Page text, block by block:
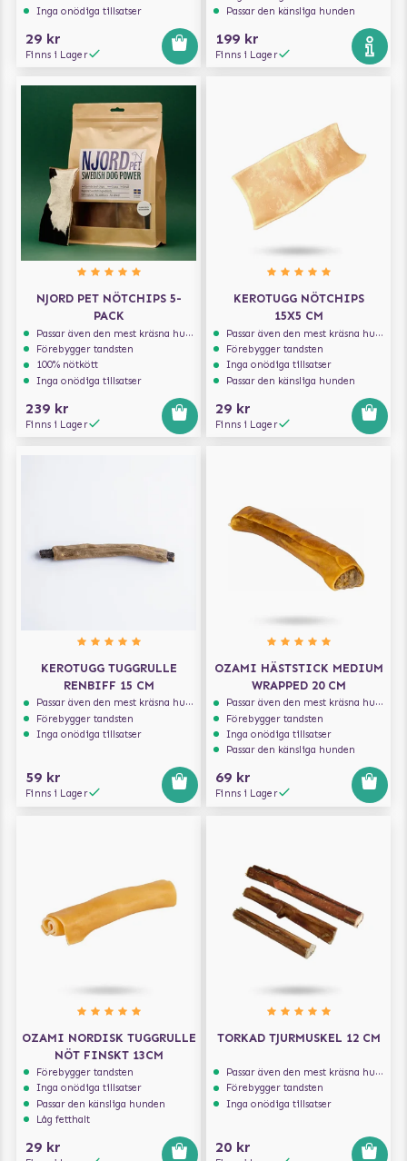
Inga onödiga tillsatser
29 kr
Finns i Lager
Passar den känsliga hunden
199 kr
Finns i Lager
NJORD PET NÖTCHIPS 5-
PACK
Passar även den mest kräsna hunden
Förebygger tandsten
100% nötkött
Inga onödiga tillsatser
239 kr
Finns i Lager
KEROTUGG NÖTCHIPS
15X5 CM
Passar även den mest kräsna hunden
Förebygger tandsten
Inga onödiga tillsatser
Passar den känsliga hunden
29 kr
Finns i Lager
KEROTUGG TUGGRULLE
RENBIFF 15 CM
Passar även den mest kräsna hunden
Förebygger tandsten
Inga onödiga tillsatser
59 kr
Finns i Lager
OZAMI HÄSTSTICK MEDIUM
WRAPPED 20 CM
Passar även den mest kräsna hunden
Förebygger tandsten
Inga onödiga tillsatser
Passar den känsliga hunden
69 kr
Finns i Lager
OZAMI NORDISK TUGGRULLE
NÖT FINSKT 13CM
Förebygger tandsten
Inga onödiga tillsatser
Passar den känsliga hunden
Låg fetthalt
29 kr
TORKAD TJURMUSKEL 12 CM
Passar även den mest kräsna hunden
Förebygger tandsten
Inga onödiga tillsatser
20 kr